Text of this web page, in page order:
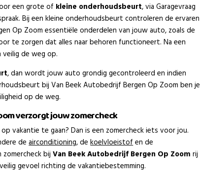
een grote of kleine onderhoudsbeurt, via Garagevraag
Bij een kleine onderhoudsbeurt controleren de ervaren
Op Zoom essentiële onderdelen van jouw auto, zoals de
te zorgen dat alles naar behoren functioneert. Na een
veilig de weg op.
, dan wordt jouw auto grondig gecontroleerd en indien
bij Van Beek Autobedrijf Bergen Op Zoom ben je
op de weg.
verzorgt jouw zomercheck
vakantie te gaan? Dan is een zomercheck iets voor jou.
deairconditioning, dekoelvloeistofen de
bijVan Beek Autobedrijf Bergen Op Zoomrij
gevoel richting de vakantiebestemming.